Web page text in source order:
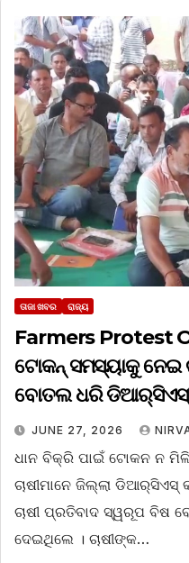
ତାଜା ଖବର ରାଜ୍ୟ
Farmers Protest
ଟୋକନ୍ ସମସ୍ୟାକୁ ନେଇ
ବୋତଲ ଧରି ଡିଆର୍‌ସିଏସ୍‌
JUNE 27, 2026
ଧାନ ବିକ୍ରି ପାଇଁ ଟୋକନ ନ
ଚାଷୀମାନେ ଜିଲ୍ଲା ଡିଆର୍‌ସିଏସ୍‌
ଚାଷୀ ପ୍ରତିବାଦ ସ୍ୱରୂପ ବିଷ
ଦେଇଥିଲେ । ଚାଷୀଙ୍କ…